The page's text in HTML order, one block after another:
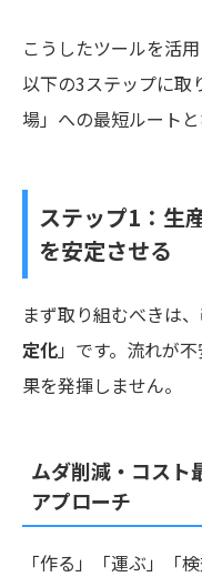
こうしたツールを活
以下の3ステップに取
場」への最短ルートと
ステップ1：生
を安定させる
まず取り組むべきは
定化」です。流れが
果を発揮しません。
ムダ削減・コスト
アプローチ
「作る」「運ぶ」「